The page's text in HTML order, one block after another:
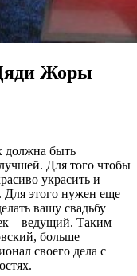
Жоры
должна быть
Для того чтобы
украсить и
Для этого нужен еще
вашу свадьбу
– ведущий. Таким
больше
своего дела с